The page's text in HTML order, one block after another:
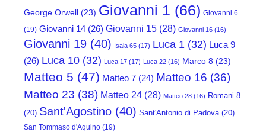
George Orwell (23) Giovanni 1 (66) Giovanni 6
(19) Giovanni 14 (26) Giovanni 15 (28) Giovanni 16 (16)
Giovanni 19 (40) Isaia 65 (17) Luca 1 (32) Luca 9
(26) Luca 10 (32) Luca 17 (17) Luca 22 (16) Marco 8 (23)
Matteo 5 (47) Matteo 7 (24) Matteo 16 (36)
Matteo 23 (38) Matteo 24 (28) Matteo 28 (16) Romani 8
(20) Sant'Agostino (40) Sant'Antonio di Padova (20)
San Tommaso d'Aquino (19)